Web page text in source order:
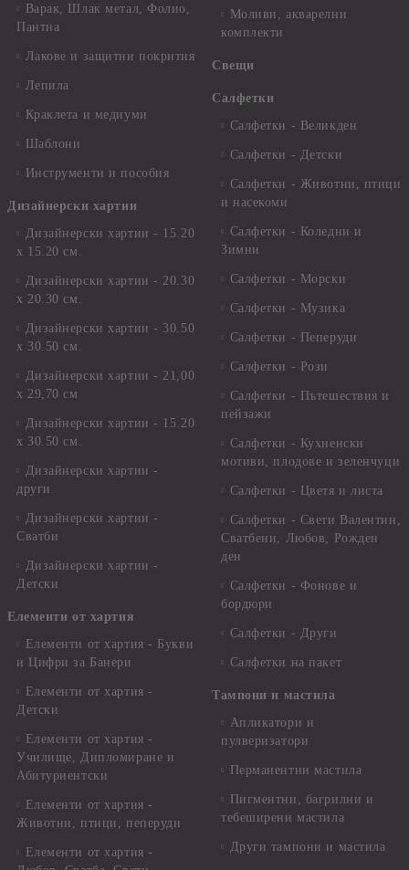
Варак, Шлак метал, Фолио,
Пантна
Лакове и защитни покрития
Лепила
Краклета и медиуми
Шаблони
Инструменти и пособия
Дизайнерски хартии
Дизайнерски хартии - 15.20
х 15.20 см.
Дизайнерски хартии - 20.30
х 20.30 см.
Дизайнерски хартии - 30.50
х 30.50 см.
Дизайнерски хартии - 21,00
х 29,70 см
Дизайнерски хартии - 15.20
x 30.50 см.
Дизайнерски хартии -
други
Дизайнерски хартии -
Сватби
Дизайнерски хартии -
Детски
Елементи от хартия
Елементи от хартия - Букви
и Цифри за Банери
Елементи от хартия -
Детски
Елементи от хартия -
Училище, Дипломиране и
Абитуриентски
Елементи от хартия -
Животни, птици, пеперуди
Елементи от хартия -
Моливи, акварелни
комплекти
Свещи
Салфетки
Салфетки - Великден
Салфетки - Детски
Салфетки - Животни, птици
и насекоми
Салфетки - Коледни и
Зимни
Салфетки - Морски
Салфетки - Музика
Салфетки - Пеперуди
Салфетки - Рози
Салфетки - Пътешествия и
пейзажи
Салфетки - Кухненски
мотиви, плодове и зеленчуци
Салфетки - Цветя и листа
Салфетки - Свети Валентин,
Сватбени, Любов, Рожден
ден
Салфетки - Фонове и
бордюри
Салфетки - Други
Салфетки на пакет
Тампони и мастила
Апликатори и
пулверизатори
Перманентни мастила
Пигментни, багрилни и
тебеширени мастила
Други тампони и мастила